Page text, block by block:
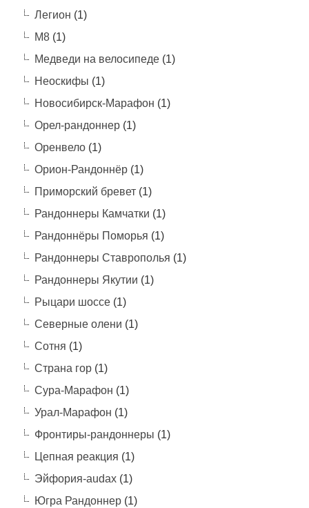
Легион (1)
М8(1)
Медведи на велосипеде(1)
Неоскифы (1)
Новосибирск-Марафон (1)
Орел-рандоннер(1)
Оренвело(1)
Орион-Рандоннёр(1)
Приморский бревет(1)
Рандоннеры Камчатки (1)
Рандоннёры Поморья (1)
Рандоннеры Ставрополья (1)
Рандоннеры Якутии (1)
Рыцари шоссе(1)
Северные олени (1)
Сотня (1)
Страна гор(1)
Сура-Марафон (1)
Урал-Марафон (1)
Фронтиры-рандоннеры (1)
Цепная реакция (1)
Эйфория-audax(1)
Югра Рандоннер(1)